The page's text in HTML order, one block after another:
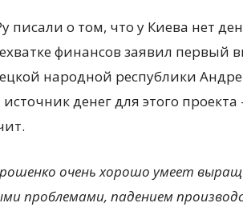
о том, что у Киева нет
финансов заявил первый
народной республики
денег для этого
очень хорошо умеет
проблемами, падением